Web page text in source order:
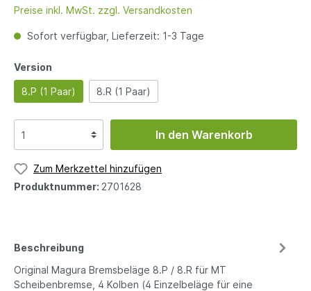
Preise inkl. MwSt. zzgl. Versandkosten
Sofort verfügbar, Lieferzeit: 1-3 Tage
Version
8.P (1 Paar) 8.R (1 Paar)
In den Warenkorb
Zum Merkzettel hinzufügen
Produktnummer: 2701628
Beschreibung
Original Magura Bremsbeläge 8.P / 8.R für MT
Scheibenbremse, 4 Kolben (4 Einzelbeläge für eine